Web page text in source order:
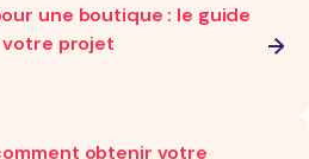
une boutique : le guide
projet
obtenir votre